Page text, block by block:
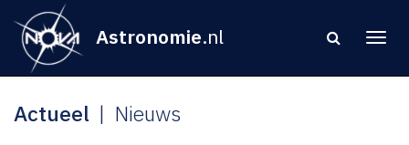
Astronomie.nl
Actueel Nieuws